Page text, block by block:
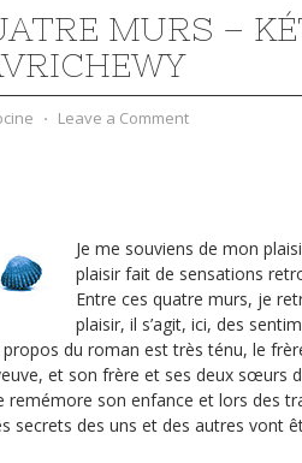
MURS –
⋅ Leave a Comment
Je me souviens de mon
plaisir fait de sensations
Entre ces quatre murs, je
plaisir, il s’agit, ici, des
du roman est très ténu, le
et son frère et ses deux sœurs
remémore son enfance et lors des
secrets des uns et des autres vont